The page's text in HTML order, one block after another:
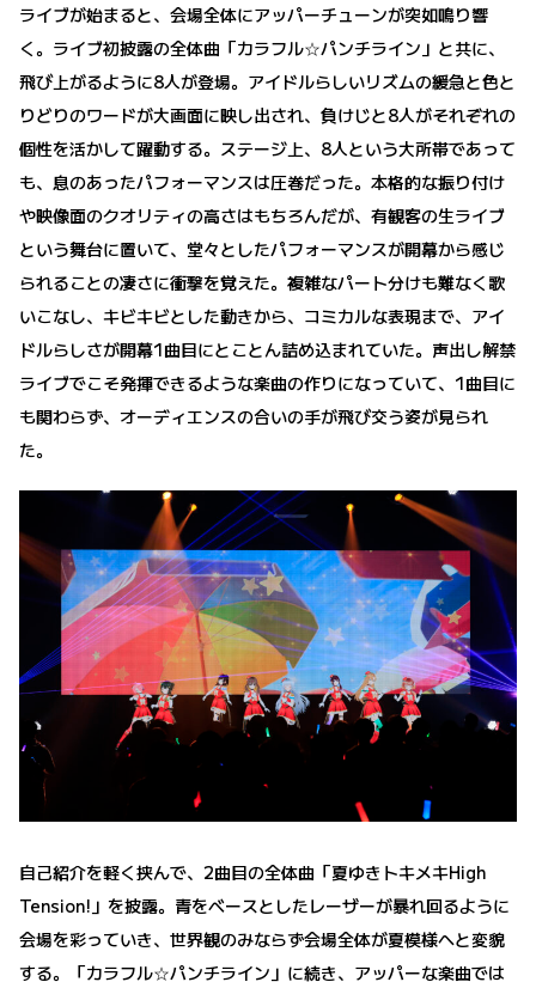
ライブが始まると、会場全体にアッパーチューンが突如鳴り響
く。ライブ初披露の全体曲「カラフル☆パンチライン」と共に、
飛び上がるように8人が登場。アイドルらしいリズムの緩急と色と
りどりのワードが大画面に映し出され、負けじと8人がそれぞれの
個性を活かして躍動する。ステージ上、8人という大所帯であって
も、息のあったパフォーマンスは圧巻だった。本格的な振り付け
や映像面のクオリティの高さはもちろんだが、有観客の生ライブ
という舞台に置いて、堂々としたパフォーマンスが開幕から感じ
られることの凄さに衝撃を覚えた。複雑なパート分けも難なく歌
いこなし、キビキビとした動きから、コミカルな表現まで、アイ
ドルらしさが開幕1曲目にとことん詰め込まれていた。声出し解禁
ライブでこそ発揮できるような楽曲の作りになっていて、1曲目に
も関わらず、オーディエンスの合いの手が飛び交う姿が見られ
た。
自己紹介を軽く挟んで、2曲目の全体曲「夏ゆきトキメキHigh
Tension!」を披露。青をベースとしたレーザーが暴れ回るように
会場を彩っていき、世界観のみならず会場全体が夏模様へと変貌
する。「カラフル☆パンチライン」に続き、アッパーな楽曲では